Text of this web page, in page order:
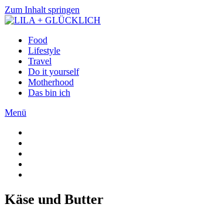
Zum Inhalt springen
Food
Lifestyle
Travel
Do it yourself
Motherhood
Das bin ich
Menü
Käse und Butter